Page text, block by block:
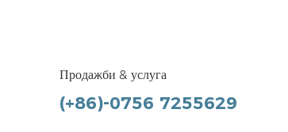
Продажби & услуга
(+86)-0756 7255629